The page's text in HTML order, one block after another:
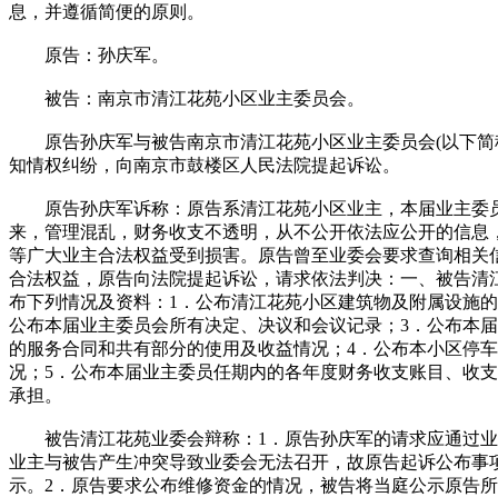
息，并遵循简便的原则。
原告：孙庆军。
被告：南京市清江花苑小区业主委员会。
原告孙庆军与被告南京市清江花苑小区业主委员会(以下简
知情权纠纷，向南京市鼓楼区人民法院提起诉讼。
原告孙庆军诉称：原告系清江花苑小区业主，本届业主委
来，管理混乱，财务收支不透明，从不公开依法应公开的信息
等广大业主合法权益受到损害。原告曾至业委会要求查询相关
合法权益，原告向法院提起诉讼，请求依法判决：一、被告清
布下列情况及资料：1．公布清江花苑小区建筑物及附属设施
公布本届业主委员会所有决定、决议和会议记录；3．公布本
的服务合同和共有部分的使用及收益情况；4．公布本小区停
况；5．公布本届业主委员任期内的各年度财务收支账目、收
承担。
被告清江花苑业委会辩称：1．原告孙庆军的请求应通过
业主与被告产生冲突导致业委会无法召开，故原告起诉公布事
示。2．原告要求公布维修资金的情况，被告将当庭公示原告